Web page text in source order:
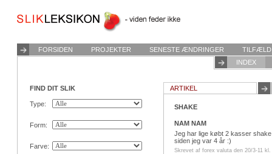
FORSIDEN PROJEKTER SENESTE ÆNDRINGER
INDEX
FIND DIT SLIK
Type:
Form:
Farve:
ARTIKEL
SHAKE
NAM NAM
Jeg har lige købt 2 kasser
siden jeg var 4 år :)
Skrevet af forex valuta den 20/3-11 kl.